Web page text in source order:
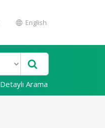
English
Detaylı Arama